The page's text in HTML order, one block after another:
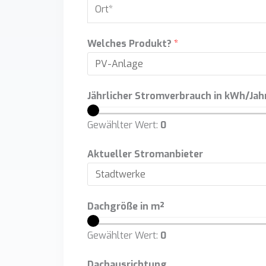
u
m
m
e
r
*
&
H
u
s
n
u
m
m
*
e
z
a
l
r
t
*
Welches Produkt? *
Jährlicher Stromverbrauch in kWh/
Gewählter Wert: 0
Aktueller Stromanbieter
Dachgröße in m²
Gewählter Wert: 0